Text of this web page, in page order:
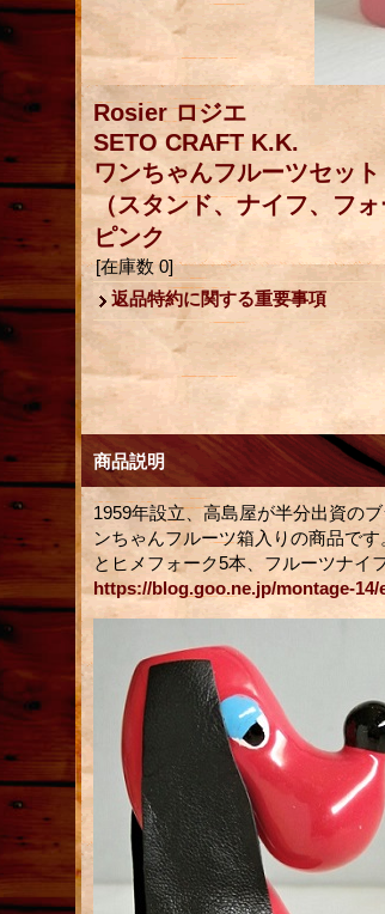
Rosier ロジエ
SETO CRAFT K.K.
ワンちゃんフルーツセット
（スタンド、ナイフ、フ
ピンク
[在庫数 0]
返品特約に関する重要事項
商品説明
1959年設立、高島屋が半分出資の
ンちゃんフルーツ箱入りの商品で
とヒメフォーク5本、フルーツナイ
https://blog.goo.ne.jp/montage-14/